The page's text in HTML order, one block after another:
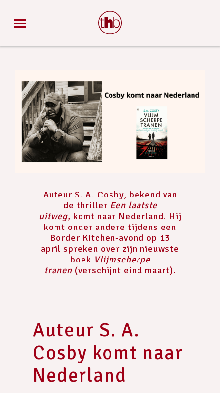
Auteur S. A. Cosby, bekend van
de thriller Een laatste
uitweg, komt naar Nederland. Hij
komt onder andere tijdens een
Border Kitchen-avond op 13
april spreken over zijn nieuwste
boek Vlijmscherpe
tranen (verschijnt eind maart).
Auteur S. A.
Cosby komt naar
Nederland